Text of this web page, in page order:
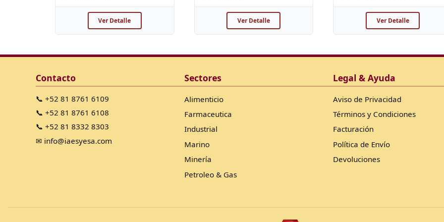
Ver Detalle Ver Detalle Ver Detalle
Contacto
📞 +52 81 8761 6109
📞 +52 81 8761 6108
📞 +52 81 8332 8303
✉ info@iaesyesa.com
Sectores
Alimenticio
Farmaceutica
Industrial
Marino
Minería
Petroleo & Gas
Legal & Ayuda
Aviso de Privacidad
Términos y Condiciones
Facturación
Política de Envío
Devoluciones